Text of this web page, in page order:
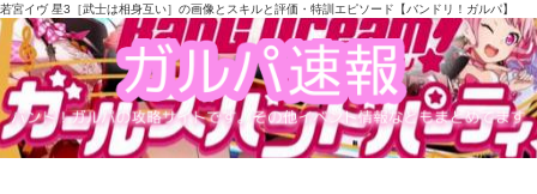
若宮イヴ 星3［武士は相身互い］の画像とスキルと評価・特訓エピソード【バンドリ！ガルパ】